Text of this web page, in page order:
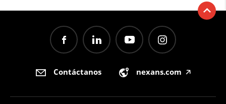
Contáctanos nexans.com 🡥